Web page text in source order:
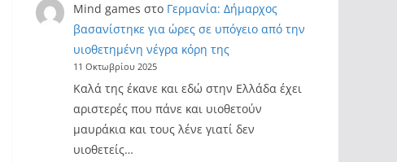
Mind games στο Γερμανία: Δήμαρχος
βασανίστηκε για ώρες σε υπόγειο από την
υιοθετημένη νέγρα κόρη της
11 Οκτωβρίου 2025
Καλά της έκανε και εδώ στην Ελλάδα έχει
αριστερές που πάνε και υιοθετούν
μαυράκια και τους λένε γιατί δεν
υιοθετείς…